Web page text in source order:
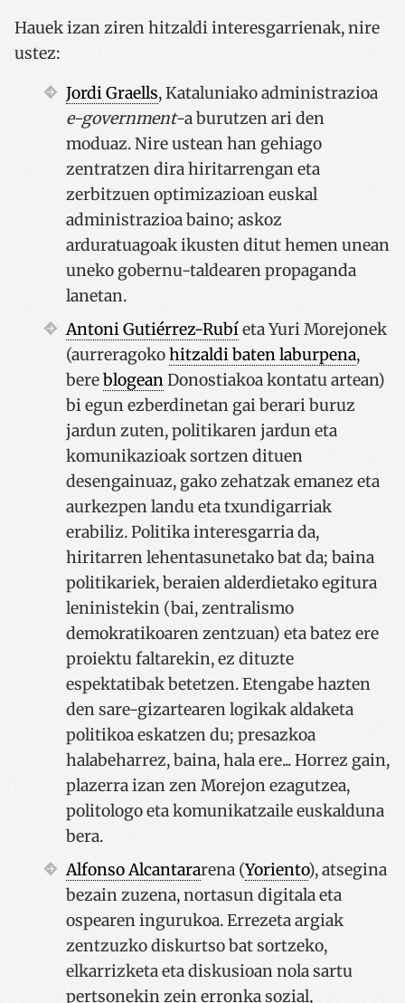
Hauek izan ziren hitzaldi interesgarrienak, nire
ustez:
Jordi Graells, Kataluniako administrazioa
e-government-a burutzen ari den
moduaz. Nire ustean han gehiago
zentratzen dira hiritarrengan eta
zerbitzuen optimizazioan euskal
administrazioa baino; askoz
arduratuagoak ikusten ditut hemen unean
uneko gobernu-taldearen propaganda
lanetan.
Antoni Gutiérrez-Rubíeta Yuri Morejonek
(aurreragokohitzaldi baten laburpena,
bereblogeanDonostiakoa kontatu artean)
bi egun ezberdinetan gai berari buruz
jardun zuten, politikaren jardun eta
komunikazioak sortzen dituen
desengainuaz, gako zehatzak emanez eta
aurkezpen landu eta txundigarriak
erabiliz. Politika interesgarria da,
hiritarren lehentasunetako bat da; baina
politikariek, beraien alderdietako egitura
leninistekin (bai, zentralismo
demokratikoaren zentzuan) eta batez ere
proiektu faltarekin, ez dituzte
espektatibak betetzen. Etengabe hazten
den sare-gizartearen logikak aldaketa
politikoa eskatzen du; presazkoa
halabeharrez, baina, hala ere... Horrez gain,
plazerra izan zen Morejon ezagutzea,
politologo eta komunikatzaile euskalduna
bera.
Alfonso Alcantararena (Yoriento), atsegina
bezain zuzena, nortasun digitala eta
ospearen ingurukoa. Errezeta argiak
zentzuzko diskurtso bat sortzeko,
elkarrizketa eta diskusioan nola sartu
pertsonekin zein erronka sozial,